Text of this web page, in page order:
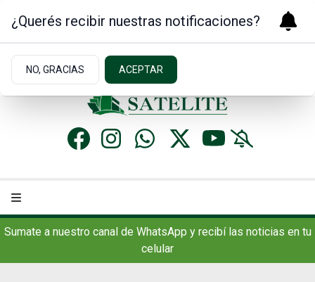
11.6ºc | Concordia, AR
Sumate a nuestro canal de WhatsApp y recibí las noticias en tu
celular
¿Querés recibir nuestras notificaciones?
NO, GRACIAS ACEPTAR